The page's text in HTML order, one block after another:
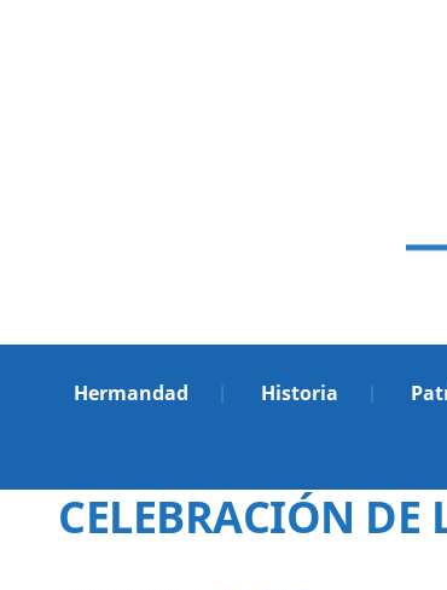
Hermandad Historia
CELEBRACIÓN